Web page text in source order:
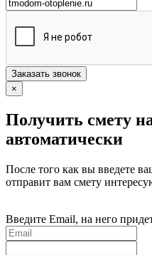
Заказать звонок
×
Получить смету
автоматически
После того как вы введете
отправит вам смету
Введите Email, на него